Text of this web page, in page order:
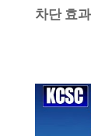
차단 효